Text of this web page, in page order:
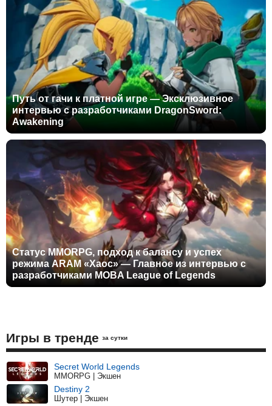
Путь от гачи к платной игре — Эксклюзивное
интервью с разработчиками DragonSword:
Awakening
Статус MMORPG, подход к балансу и успех
режима ARAM «Хаос» — Главное из интервью с
разработчиками MOBA League of Legends
Игры в тренде за сутки
Secret World Legends
MMORPG | Экшен
Destiny 2
Шутер | Экшен